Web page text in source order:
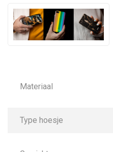
Materiaal
Type hoesje